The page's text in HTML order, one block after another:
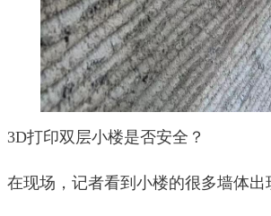
3D打印双层小楼是否安全？
在现场，记者看到小楼的很多墙体